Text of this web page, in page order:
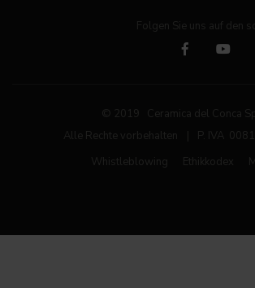
Folgen Sie uns auf den
© 2019 Ceramica del Conca
Alle Rechte vorbehalten
P. IVA
Whistleblowing
Ethikkodex